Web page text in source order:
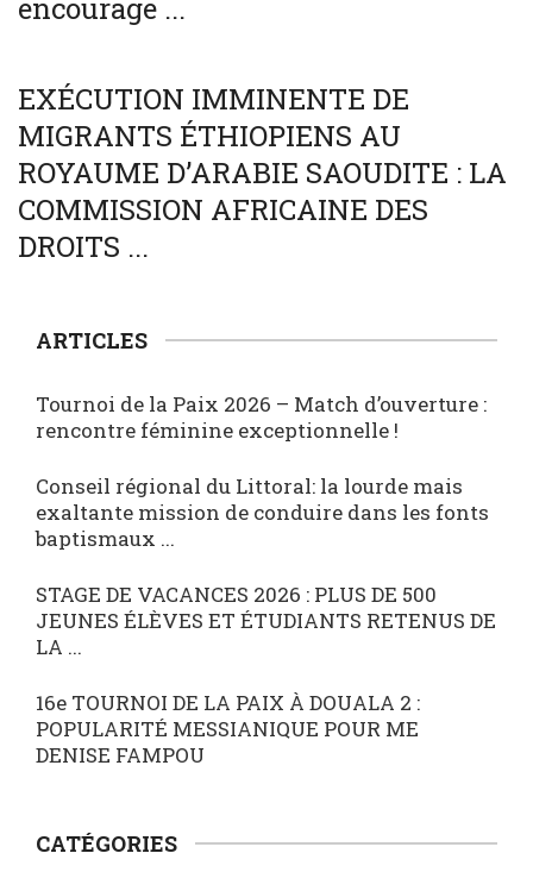
encourage ...
SOCIÉTÉ
EXÉCUTION IMMINENTE DE
MIGRANTS ÉTHIOPIENS AU
ROYAUME D’ARABIE SAOUDITE : LA
COMMISSION AFRICAINE DES
DROITS ...
ARTICLES
Tournoi de la Paix 2026 – Match d’ouverture :
rencontre féminine exceptionnelle !
Conseil régional du Littoral: la lourde mais
exaltante mission de conduire dans les fonts
baptismaux ...
STAGE DE VACANCES 2026 : PLUS DE 500
JEUNES ÉLÈVES ET ÉTUDIANTS RETENUS DE
LA ...
16e TOURNOI DE LA PAIX À DOUALA 2 :
POPULARITÉ MESSIANIQUE POUR ME
DENISE FAMPOU
CATÉGORIES